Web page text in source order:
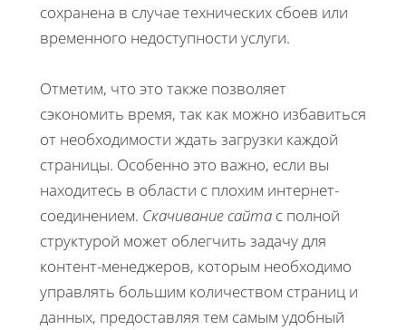
сохранена в случае технических сбоев или
временного недоступности услуги.
Отметим, что это также позволяет
сэкономить время, так как можно избавиться
от необходимости ждать загрузки каждой
страницы. Особенно это важно, если вы
находитесь в области с плохим интернет-
соединением. Скачивание сайта с полной
структурой может облегчить задачу для
контент-менеджеров, которым необходимо
управлять большим количеством страниц и
данных, предоставляя тем самым удобный